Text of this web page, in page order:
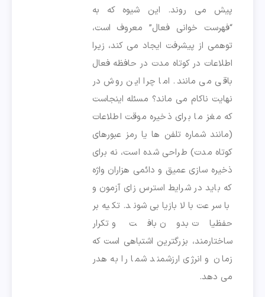
پیش می روند. این شیوه که به
“فهرست خوانی فعال” معروف است،
توهمی از پیشرفت ایجاد می کند، زیرا
اطلاعات در کوتاه مدت در حافظه فعال
باقی می مانند. اما چرا این روش در
نهایت ناکام می ماند؟ مسئله اینجاست
که مغز ما برای ذخیره موقت اطلاعات
(مانند شماره تلفن ها یا رمز عبورهای
کوتاه مدت) طراحی شده است، نه برای
ذخیره سازی عمیق و دائمی هزاران واژه
که باید در شرایط استرس زای آزمون و
با سرعت بالا بازیابی شوند. تکیه بر
حفظیات بدون بافت و تکرار
ساختارمند، بزرگترین اشتباهی است که
زمان و انرژی ارزشمند شما را به هدر
می دهد.